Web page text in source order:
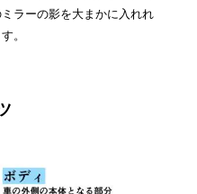
ラーの影を大まかに入れれ
。